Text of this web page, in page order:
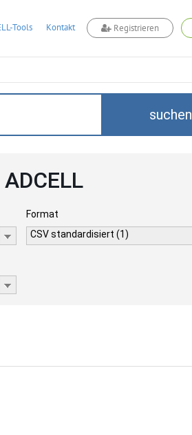
Tools Kontakt Registrieren
suchen
Format
CSV standardisiert (1)